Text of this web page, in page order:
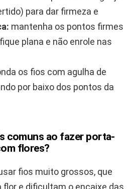
para dar firmeza e
mantenha os pontos firmes
plana e não enrole nas
os fios com agulha de
por baixo dos pontos da
comuns ao fazer porta-
flores?
fios muito grossos, que